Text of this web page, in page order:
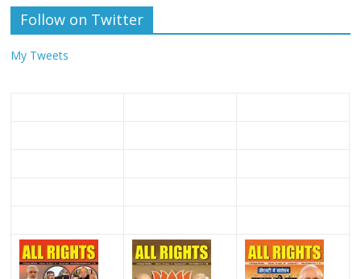
Follow on Twitter
My Tweets